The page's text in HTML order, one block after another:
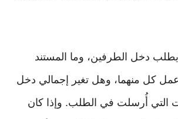
دخل الطرفين، وما المستند
كل منهما، وهل تغير إجمالي دخل
التي أُرسلت في الطلب. وإذا كان